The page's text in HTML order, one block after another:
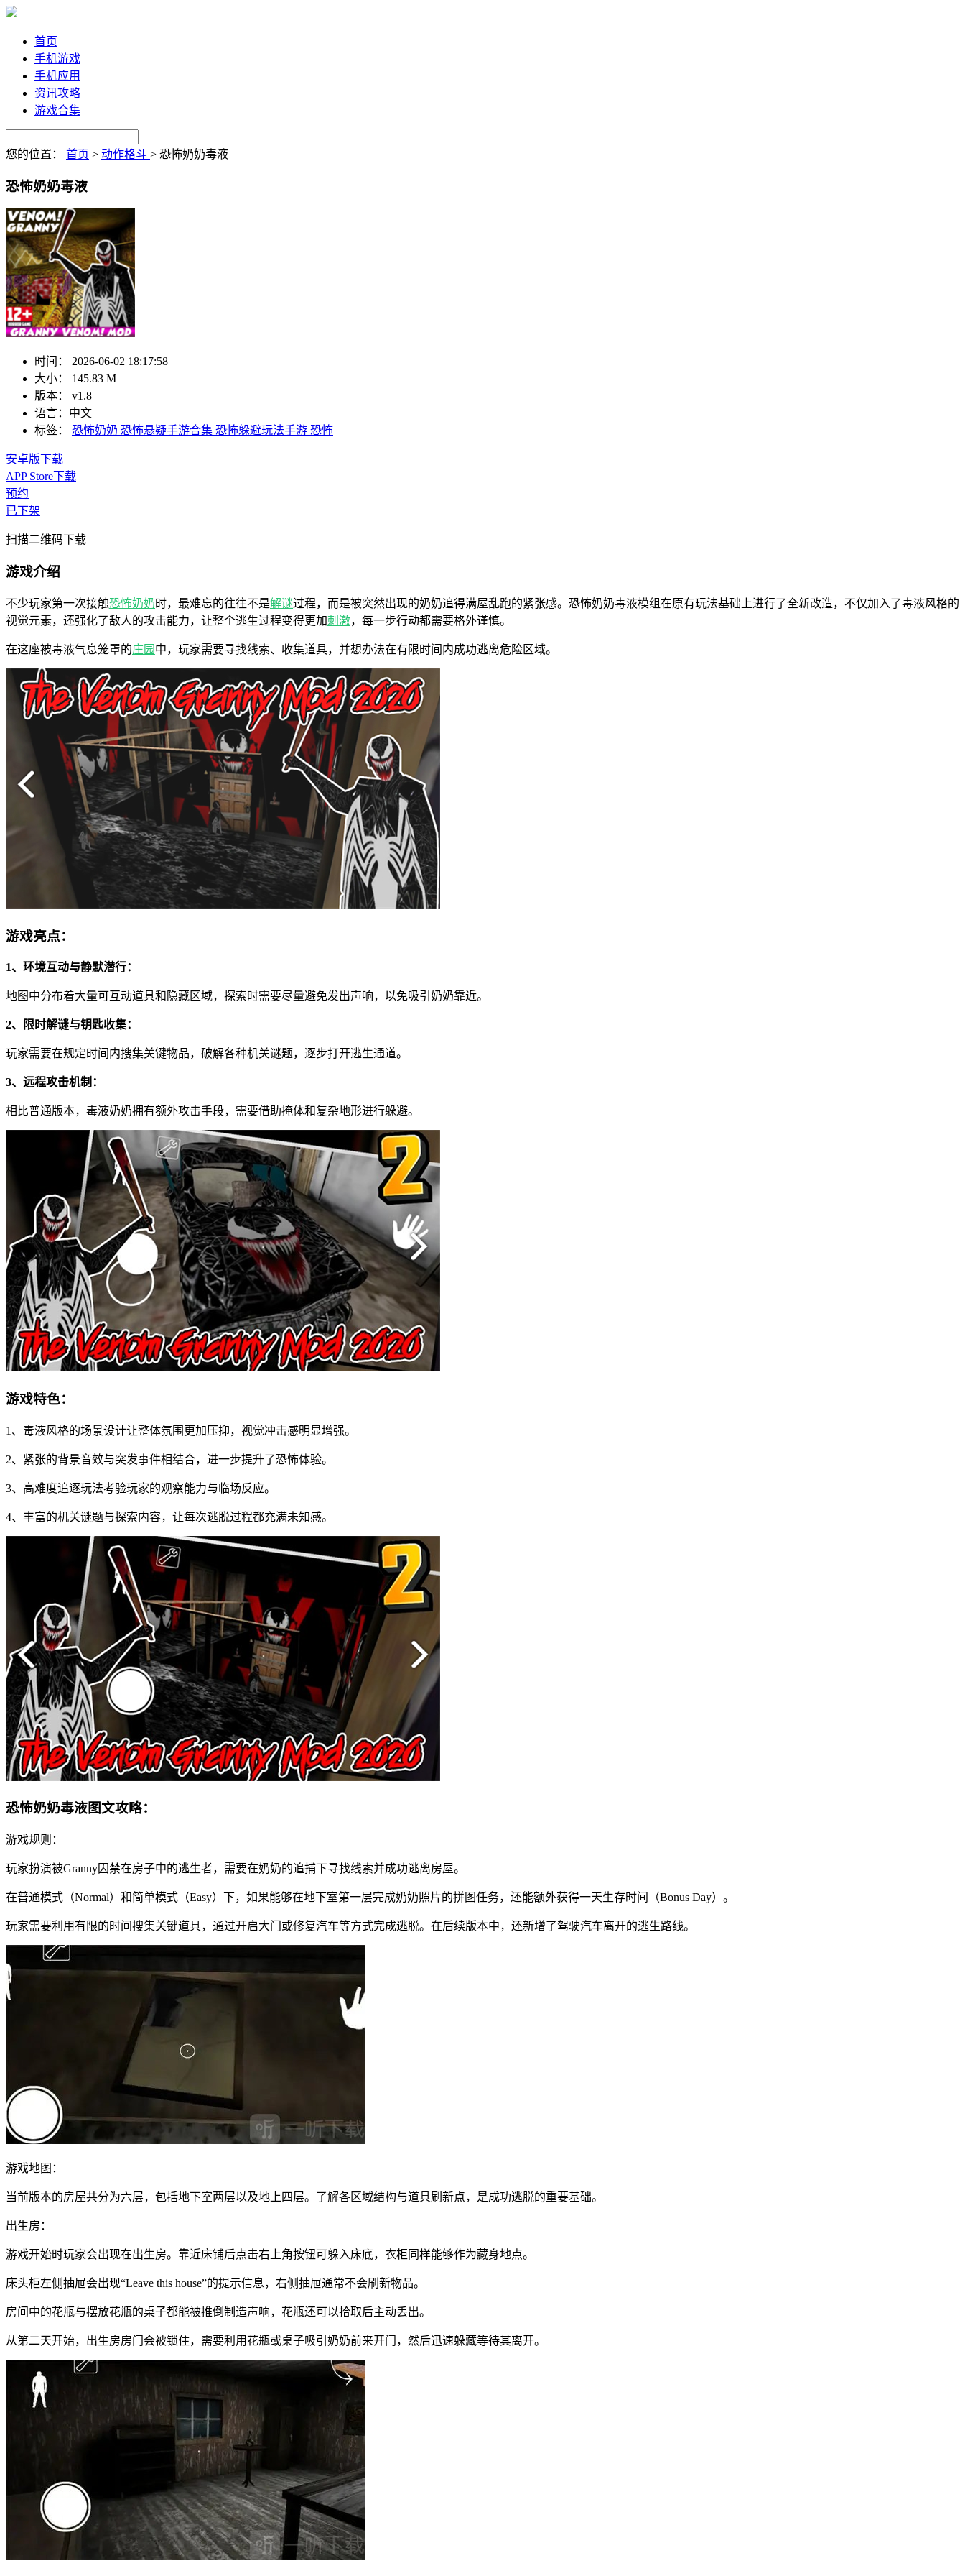
首页
手机游戏
手机应用
资讯攻略
游戏合集
您的位置： 首页 > 动作格斗 > 恐怖奶奶毒液
恐怖奶奶毒液
时间：
2026-06-02 18:17:58
大小：
145.83 M
版本：
v1.8
语言： 中文
标签：
恐怖奶奶 恐怖悬疑手游合集 恐怖躲避玩法手游 恐怖
安卓版下载
APP Store下载
预约
已下架
扫描二维码下载
游戏介绍
不少玩家第一次接触恐怖奶奶时，最难忘的往往不是解谜过程，而是被突然出现的奶奶追得满屋乱跑的紧张感。恐怖奶奶毒液模组在原有玩法基础上进行了全新改造，不仅加入了毒液风格的
视觉元素，还强化了敌人的攻击能力，让整个逃生过程变得更加刺激，每一步行动都需要格外谨慎。
在这座被毒液气息笼罩的庄园 中，玩家需要寻找线索、收集道具，并想办法在有限时间内成功逃离危险区域。
游戏亮点：
1、环境互动与静默潜行：
地图中分布着大量可互动道具和隐藏区域，探索时需要尽量避免发出声响，以免吸引奶奶靠近。
2、限时解谜与钥匙收集：
玩家需要在规定时间内搜集关键物品，破解各种机关谜题，逐步打开逃生通道。
3、远程攻击机制：
相比普通版本，毒液奶奶拥有额外攻击手段，需要借助掩体和复杂地形进行躲避。
游戏特色：
1、毒液风格的场景设计让整体氛围更加压抑，视觉冲击感明显增强。
2、紧张的背景音效与突发事件相结合，进一步提升了恐怖体验。
3、高难度追逐玩法考验玩家的观察能力与临场反应。
4、丰富的机关谜题与探索内容，让每次逃脱过程都充满未知感。
恐怖奶奶毒液图文攻略：
游戏规则：
玩家扮演被Granny囚禁在房子中的逃生者，需要在奶奶的追捕下寻找线索并成功逃离房屋。
在普通模式（Normal）和简单模式（Easy）下，如果能够在地下室第一层完成奶奶照片的拼图任务，还能额外获得一天生存时间（Bonus Day）。
玩家需要利用有限的时间搜集关键道具，通过开启大门或修复汽车等方式完成逃脱。在后续版本中，还新增了驾驶汽车离开的逃生路线。
游戏地图：
当前版本的房屋共分为六层，包括地下室两层以及地上四层。了解各区域结构与道具刷新点，是成功逃脱的重要基础。
出生房：
游戏开始时玩家会出现在出生房。靠近床铺后点击右上角按钮可躲入床底，衣柜同样能够作为藏身地点。
床头柜左侧抽屉会出现“Leave this house”的提示信息，右侧抽屉通常不会刷新物品。
房间中的花瓶与摆放花瓶的桌子都能被推倒制造声响，花瓶还可以拾取后主动丢出。
从第二天开始，出生房房门会被锁住，需要利用花瓶或桌子吸引奶奶前来开门，然后迅速躲藏等待其离开。